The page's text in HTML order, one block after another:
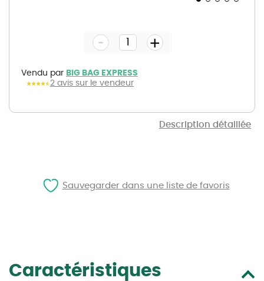
Description détaillée
gallery
Vendu par BIG BAG EXPRESS
2 avis sur le vendeur
- +
Caractéristiques
Sauvegarder dans une liste de favoris